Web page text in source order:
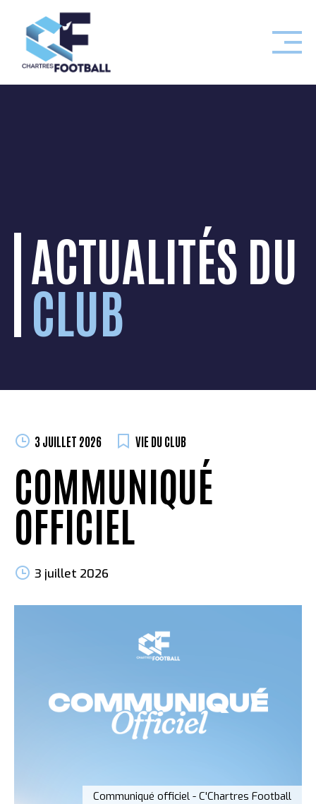
ACTUALITÉS DU
CLUB
3 JUILLET 2026 VIE DU CLUB
COMMUNIQUÉ
OFFICIEL
3 juillet 2026
Communiqué officiel - C'Chartres Football